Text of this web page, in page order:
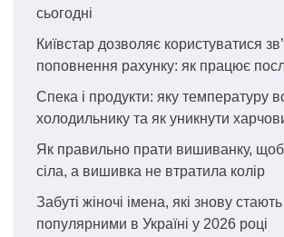
сьогодні
Київстар дозволяє користуватися
поповнення рахунку: як працює
Спека і продукти: яку температуру
холодильнику та як уникнути
Як правильно прати вишиванку,
сіла, а вишивка не втратила колір
Забуті жіночі імена, які знову стають
популярними в Україні у 2026 році